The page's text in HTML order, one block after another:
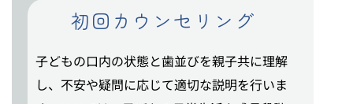
初回カウンセリング
子どもの口内の状態と歯並びを親子共に理解
し、不安や疑問に応じて適切な説明を行いま